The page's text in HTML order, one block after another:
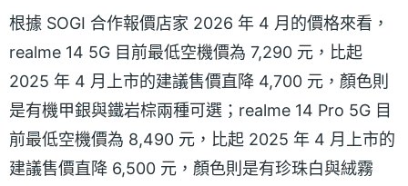
根據 SOGI 合作報價店家 2026 年 4 月的價格來看，
realme 14 5G 目前最低空機價為 7,290 元，比起
2025 年 4 月上市的建議售價直降 4,700 元，顏色則
是有機甲銀與鐵岩棕兩種可選；realme 14 Pro 5G 目
前最低空機價為 8,490 元，比起 2025 年 4 月上市的
建議售價直降 6,500 元，顏色則是有珍珠白與絨霧